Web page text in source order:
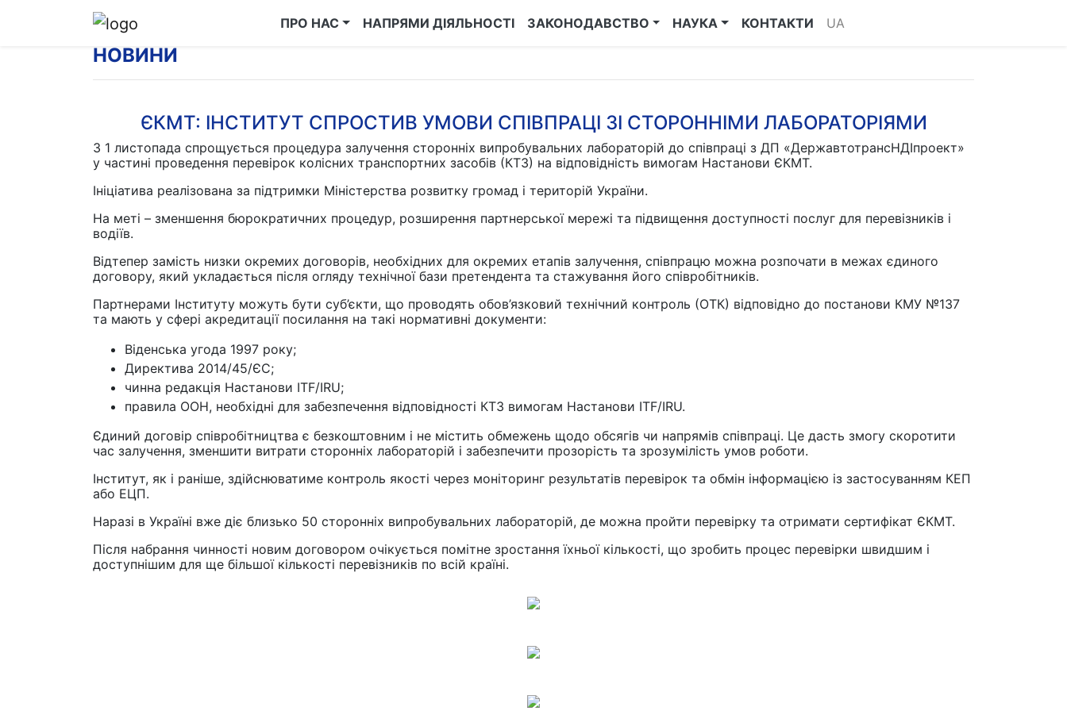
ПРО НАС НАПРЯМИ ДІЯЛЬНОСТІ ЗАКОНОДАВСТВО НАУКА КОНТАКТИ UA
НОВИНИ
ЄКМТ: ІНСТИТУТ СПРОСТИВ УМОВИ СПІВПРАЦІ ЗІ СТОРОННІМИ ЛАБОРАТОРІЯМИ
З 1 листопада спрощується процедура залучення сторонніх випробувальних лабораторій до співпраці з ДП «ДержавтотрансНДІпроект»
у частині проведення перевірок колісних транспортних засобів (КТЗ) на відповідність вимогам Настанови ЄКМТ.
Ініціатива реалізована за підтримки Міністерства розвитку громад і територій України.
На меті – зменшення бюрократичних процедур, розширення партнерської мережі та підвищення доступності послуг для перевізників і
водіїв.
Відтепер замість низки окремих договорів, необхідних для окремих етапів залучення, співпрацю можна розпочати в межах єдиного
договору, який укладається після огляду технічної бази претендента та стажування його співробітників.
Партнерами Інституту можуть бути суб’єкти, що проводять обов’язковий технічний контроль (ОТК) відповідно до постанови КМУ №137
та мають у сфері акредитації посилання на такі нормативні документи:
Віденська угода 1997 року;
Директива 2014/45/ЄС;
чинна редакція Настанови ITF/IRU;
правила ООН, необхідні для забезпечення відповідності КТЗ вимогам Настанови ITF/IRU.
Єдиний договір співробітництва є безкоштовним і не містить обмежень щодо обсягів чи напрямів співпраці. Це дасть змогу скоротити
час залучення, зменшити витрати сторонніх лабораторій і забезпечити прозорість та зрозумілість умов роботи.
Інститут, як і раніше, здійснюватиме контроль якості через моніторинг результатів перевірок та обмін інформацією із застосуванням КЕП
або ЕЦП.
Наразі в Україні вже діє близько 50 сторонніх випробувальних лабораторій, де можна пройти перевірку та отримати сертифікат ЄКМТ.
Після набрання чинності новим договором очікується помітне зростання їхньої кількості, що зробить процес перевірки швидшим і
доступнішим для ще більшої кількості перевізників по всій країні.